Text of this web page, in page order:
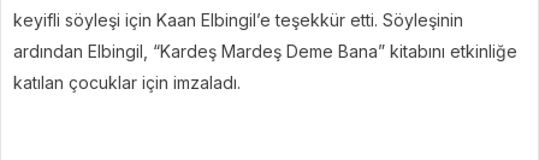
keyifli söyleşi için Kaan Elbingil’e teşekkür etti. Söyleşinin
ardından Elbingil, “Kardeş Mardeş Deme Bana” kitabını etkinliğe
katılan çocuklar için imzaladı.